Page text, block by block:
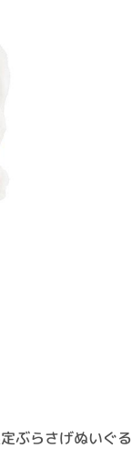
ぶらさげぬいぐる